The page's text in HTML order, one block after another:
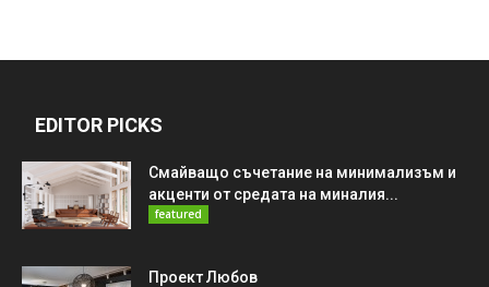
EDITOR PICKS
Смайващо съчетание на минимализъм и
акценти от средата на миналия...
featured
Проект Любов